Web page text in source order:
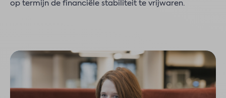
op termijn de financiële stabiliteit te vrijwaren.